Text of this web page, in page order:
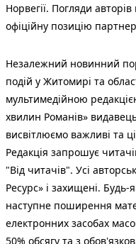
Норвегії. Погляди
офіційну позицію
Незалежний новинний
подій у Житомирі та
мультимедійною
хвилин Романів»
висвітлюємо важливі та
Редакція запрошує
"Від читачів". Усі
Ресурс» і захищені.
наступне поширення
електронних засобах
50% обсягу та з